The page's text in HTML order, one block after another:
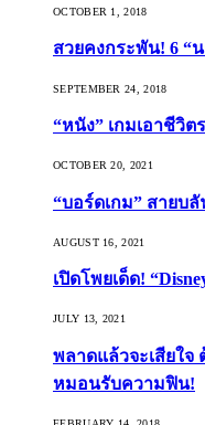
OCTOBER 1, 2018
สวยคงกระพัน! 6 “
SEPTEMBER 24, 2018
“หนัง” เกมเอาชีวิ
OCTOBER 20, 2021
“บอร์ดเกม” สายบ
AUGUST 16, 2021
เปิดโพยเด็ด!
JULY 13, 2021
พลาดแล้วจะเสียใจ
หมอนรับความฟิน!